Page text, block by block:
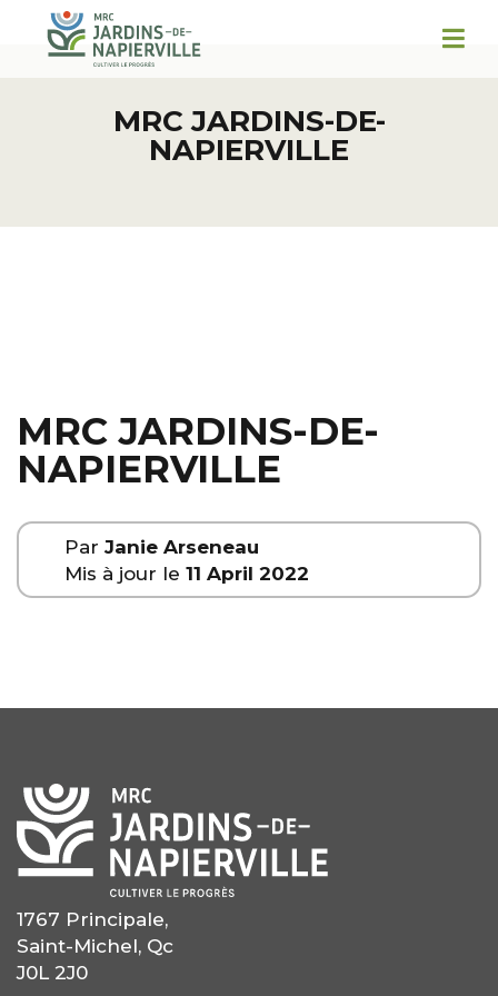
MRC JARDINS-DE-
NAPIERVILLE
MRC JARDINS-DE-
NAPIERVILLE
Par Janie Arseneau
Mis à jour le 11 April 2022
1767 Principale,
Saint-Michel, Qc
J0L 2J0